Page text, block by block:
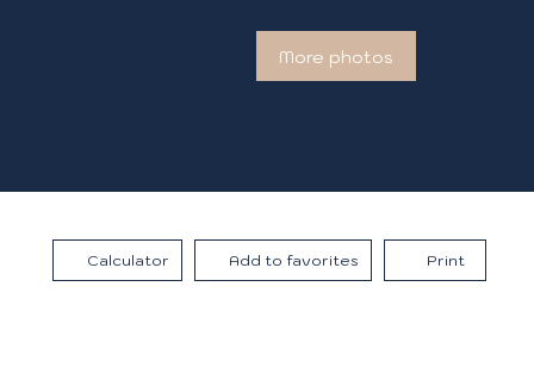
More photos
Calculator Add to favorites Print